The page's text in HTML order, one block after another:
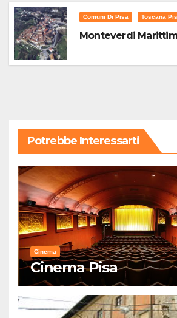
Comuni Di Pisa Toscana
Monteverdi
Potrebbe Interessarti
Cinema
Cinema Pisa